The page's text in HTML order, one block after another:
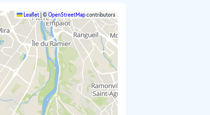
Leaflet ©OpenStreetMapcontributors